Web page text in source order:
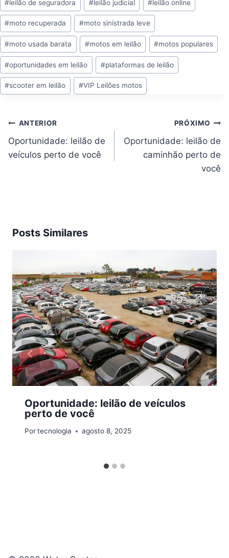
#leilão de seguradora #leilão judicial #leilão online
#moto recuperada #moto sinistrada leve
#moto usada barata #motos em leilão #motos populares
#oportunidades em leilão #plataformas de leilão
#scooter em leilão #VIP Leilões motos
Navegação
Post
ANTERIOR
Oportunidade: leilão de
veículos perto de você
PRÓXIMO
Oportunidade: leilão de
caminhão perto de
você
Posts Similares
Oportunidade: leilão de veículos
perto de você
Portecnologia agosto 8, 2025